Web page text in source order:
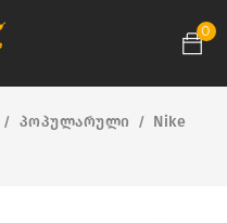
0
/ პოპულარული / Nike